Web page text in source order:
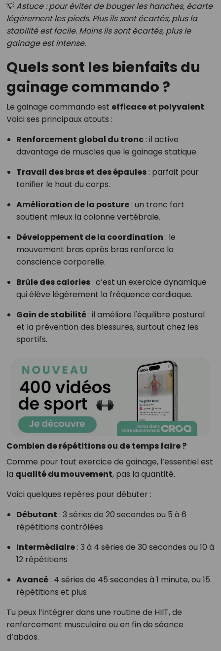
💡 Astuce : pour éviter de bouger les hanches, écarte
légèrement les pieds. Plus ils sont écartés, plus la
stabilité est facile. Moins ils sont écartés, plus le
gainage est intense.
Quels sont les bienfaits du
gainage commando ?
Le gainage commando est efficace et polyvalent.
Voici ses principaux atouts :
Renforcement global du tronc: il active
davantage de muscles que le gainage statique.
Travail des bras et des épaules: parfait pour
tonifier le haut du corps.
Amélioration de la posture: un tronc fort
soutient mieux la colonne vertébrale.
Développement de la coordination : le
mouvement bras après bras renforce la
conscience corporelle.
Brûle des calories: c’est un exercice dynamique
qui élève légèrement la fréquence cardiaque.
Gain de stabilité: il améliore l'équilibre postural
et la prévention des blessures, surtout chez les
sportifs.
Combien de répétitions ou de temps faire ?
Comme pour tout exercice de gainage, l’essentiel est
la qualité du mouvement, pas la quantité.
Voici quelques repères pour débuter :
Débutant : 3 séries de 20 secondes ou 5 à 6
répétitions contrôlées
Intermédiaire: 3 à 4 séries de 30 secondes ou 10 à
12 répétitions
Avancé: 4 séries de 45 secondes à 1 minute, ou 15
répétitions et plus
Tu peux l’intégrer dans une routine de HIIT, de
renforcement musculaire ou en fin de séance
d’abdos.